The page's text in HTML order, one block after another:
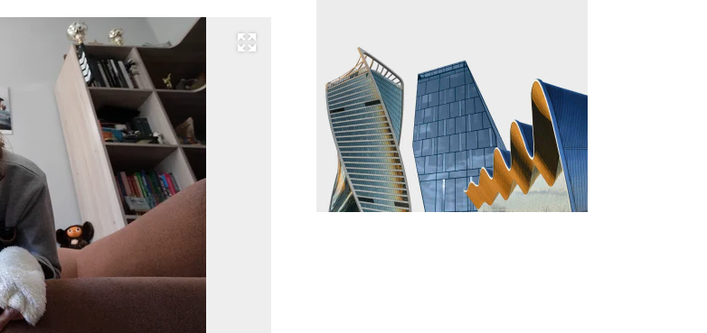
Развернуть на весь экран
Марина
Молдавская,
Коммерсантъ